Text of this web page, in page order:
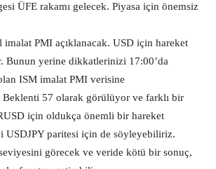
ÜFE rakamı gelecek. Piyasa için önemsiz
imalat PMI açıklanacak. USD için hareket
Bunun yerine dikkatlerinizi 17:00’da
ISM imalat PMI verisine
57 olarak görülüyor ve farklı bir
için oldukça önemli bir hareket
USDJPY paritesi için de söyleyebiliriz.
görecek ve veride kötü bir sonuç,